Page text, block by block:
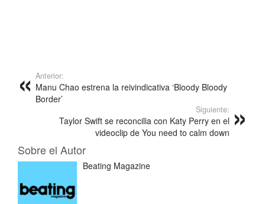
Anterior:
Manu Chao estrena la reivindicativa ‘Bloody Bloody
Border’
Siguiente:
Taylor Swift se reconcilia con Katy Perry en el
videoclip de You need to calm down
Sobre el Autor
Beating Magazine